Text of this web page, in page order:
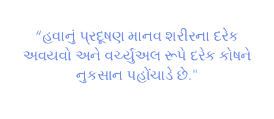
“હવાનું પ્રદૂષણ માનવ શરીરના દરેક
અવયવો અને વર્ચ્યુઅલ રૂપે દરેક કોષને
નુકસાન પહોંચાડે છે."